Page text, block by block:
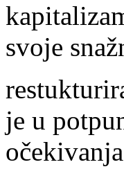
svoje
je u